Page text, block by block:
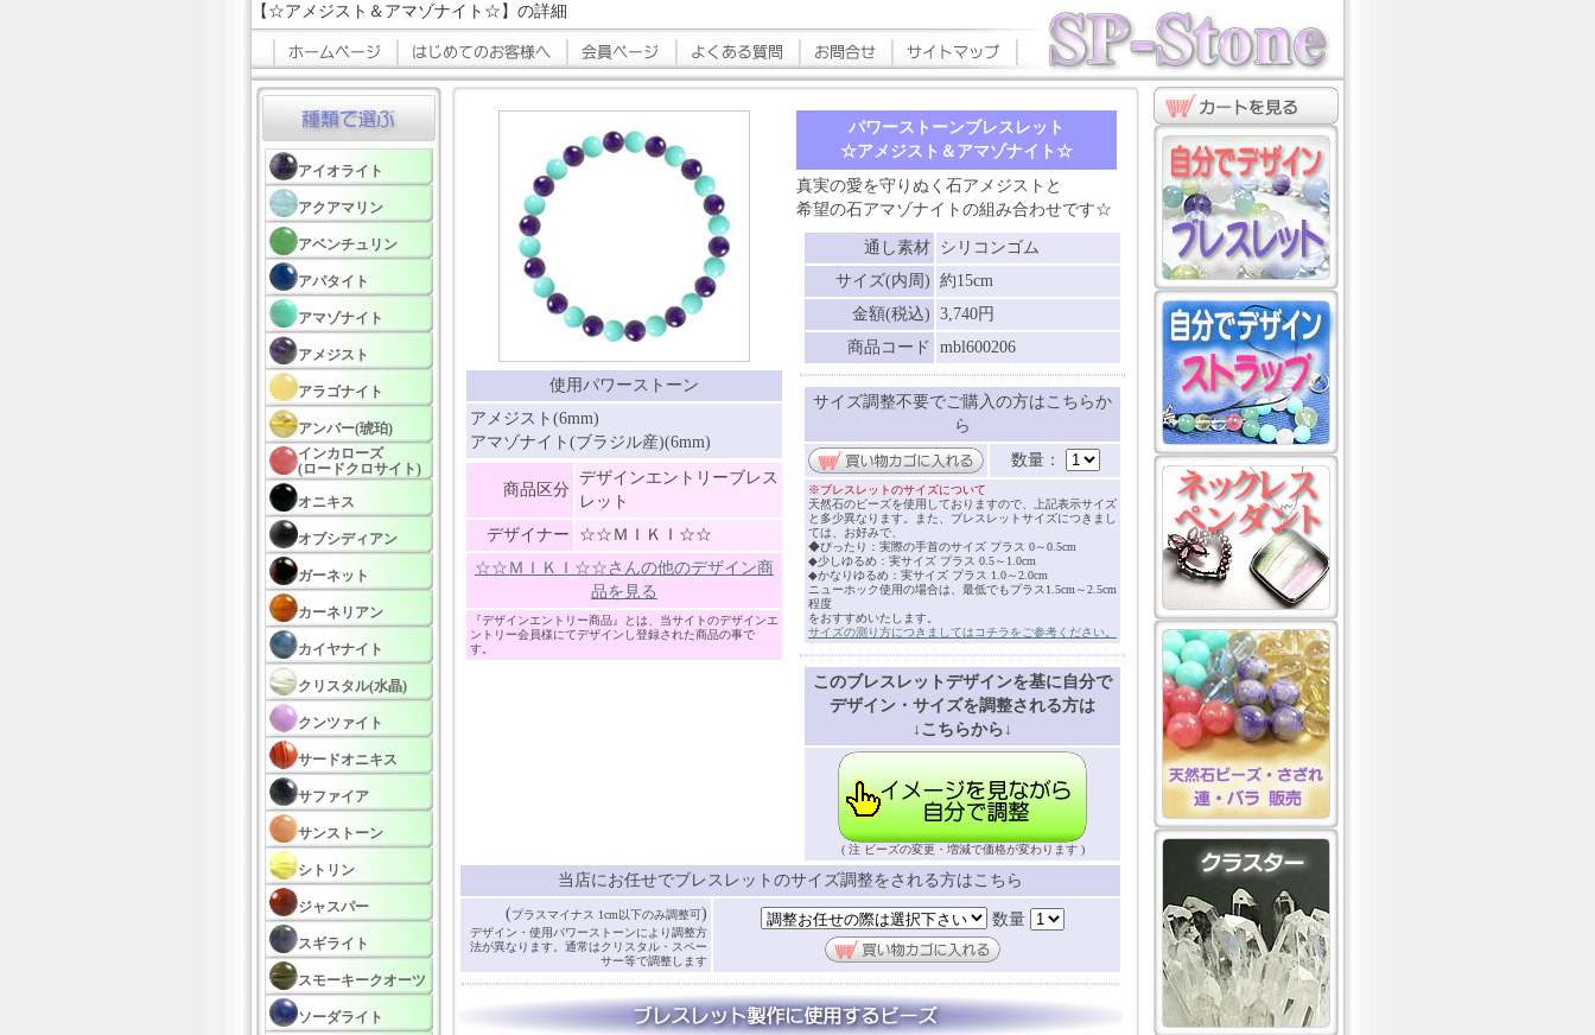
【☆アメジスト＆アマゾナイト☆】の詳細
アイオライト
アクアマリン
アベンチュリン
アパタイト
アマゾナイト
アメジスト
アラゴナイト
アンバー(琥珀)
インカローズ
(ロードクロサイト)
オニキス
オブシディアン
ガーネット
カーネリアン
カイヤナイト
クリスタル(水晶)
クンツァイト
サードオニキス
サファイア
サンストーン
シトリン
ジャスパー
スギライト
スモーキークオーツ
ソーダライト
使用パワーストーン
アメジスト(6mm)
アマゾナイト(ブラジル産)(6mm)
商品区分
デザインエントリーブレス
レット
デザイナー
☆☆ＭＩＫＩ☆☆
☆☆ＭＩＫＩ☆☆さんの他のデザイン商
品を見る
『デザインエントリー商品』とは、当サイトのデザインエ
ントリー会員様にてデザインし登録された商品の事で
す。
パワーストーンブレスレット
☆アメジスト＆アマゾナイト☆
真実の愛を守りぬく石アメジストと
希望の石アマゾナイトの組み合わせです☆
通し素材 シリコンゴム
サイズ(内周) 約15cm
金額(税込) 3,740円
商品コード
mbl600206
サイズ調整不要でご購入の方はこちらか
ら
数量：
※ブレスレットのサイズについて
天然石のビーズを使用しておりますので、上記表示サイズ
と多少異なります。また、ブレスレットサイズにつきまし
ては、お好みで、
◆ぴったり：実際の手首のサイズ プラス 0～0.5cm
◆少しゆるめ：実サイズ プラス 0.5～1.0cm
◆かなりゆるめ：実サイズ プラス 1.0～2.0cm
ニューホック使用の場合は、最低でもプラス1.5cm～2.5cm
程度
をおすすめいたします。
サイズの測り方につきましてはコチラをご参考ください。
このブレスレットデザインを基に自分で
デザイン・サイズを調整される方は
↓こちらから↓
( 注 ビーズの変更・増減で価格が変わります )
当店にお任せでブレスレットのサイズ調整をされる方はこちら
(プラスマイナス 1cm以下のみ調整可)
デザイン・使用パワーストーンにより調整方
法が異なります。通常はクリスタル・スペー
サー等で調整します
数量